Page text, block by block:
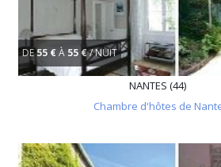
DE55 €À 55 €/ NUIT
NANTES (44)
Chambre d'hôtes de